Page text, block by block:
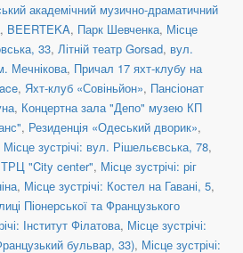
академічний музично-драматичний
, BEERTEKA, Парк Шевченка, Місце
33, Літній театр Gorsad, вул.
Мечнікова, Причал 17 яхт-клубу на
, Яхт-клуб «Совіньйон», Пансіонат
, Концертна зала "Депо" музею КП
, Резиденція «Одеський дворик»,
Місце зустрічі: вул. Рішельєвська, 78,
ТРЦ "City center", Місце зустрічі: ріг
, Місце зустрічі: Костел на Гавані, 5,
Піонерської та Французького
Інститут Філатова, Місце зустрічі:
бульвар, 33), Місце зустрічі: